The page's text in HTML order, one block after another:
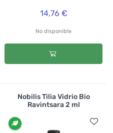
14,76 €
No disponible
Nobilis Tilia Vidrio Bio
Ravintsara 2 ml